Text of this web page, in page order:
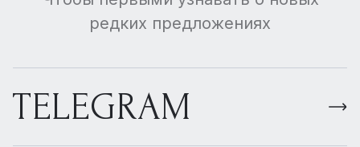
редких предложениях
TELEGRAM